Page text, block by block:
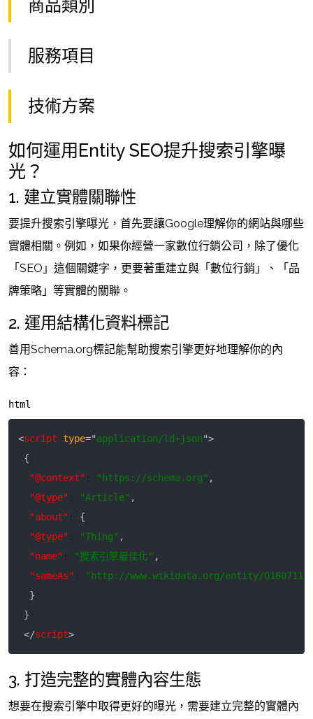
商品類別
服務項目
技術方案
如何運用Entity SEO提升搜索引擎曝
光？
1. 建立實體關聯性
要提升搜索引擎曝光，首先要讓Google理解你的網站與哪些
實體相關。例如，如果你經營一家數位行銷公司，除了優化
「SEO」這個關鍵字，更要著重建立與「數位行銷」、「品
牌策略」等實體的關聯。
2. 運用結構化資料標記
善用Schema.org標記能幫助搜索引擎更好地理解你的內
容：
html
<script type="application/ld+json">
{
"@context"
"https://schema.org" ,
"@type"
"Article" ,
"about"
{
"@type"
"Thing" ,
"name"
"搜索引擎最佳化" ,
"sameAs"
"http://www.wikidata.org/entity/Q180711"
}
}
</script>
3. 打造完整的實體內容生態
想要在搜索引擎中取得更好的曝光，需要建立完整的實體內